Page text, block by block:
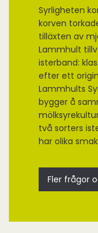
Syrligheten
korven
tilläxten av
Lammhult
isterband:
efter ett
Lammhults
bygger å
två sorters
har olika
Fler frågor